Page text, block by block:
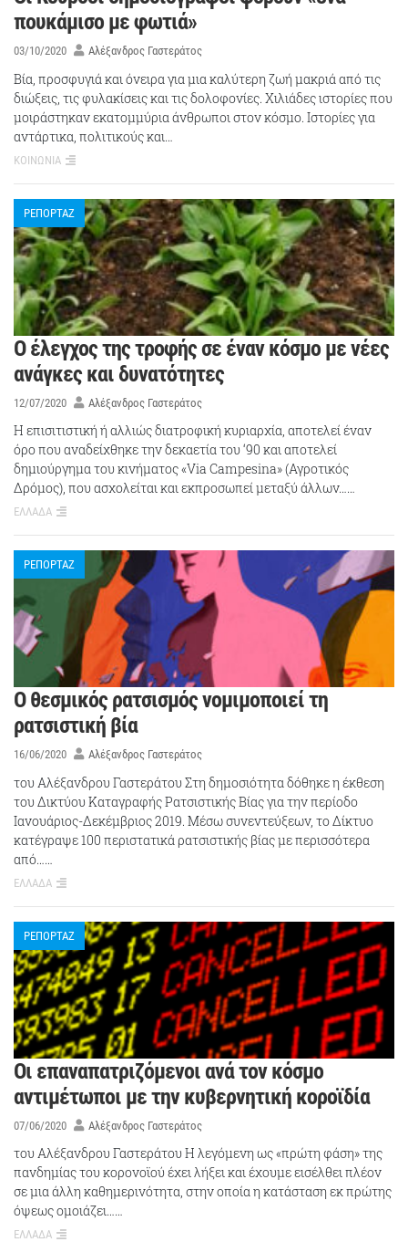
πουκάμισο με φωτιά»
03/10/2020 Αλέξανδρος Γαστεράτος
Βία, προσφυγιά και όνειρα για μια καλύτερη ζωή μακριά από τις
διώξεις, τις φυλακίσεις και τις δολοφονίες. Χιλιάδες ιστορίες που
μοιράστηκαν εκατομμύρια άνθρωποι στον κόσμο. Ιστορίες για
αντάρτικα, πολιτικούς και…
ΚΟΙΝΩΝΙΑ
ΡΕΠΟΡΤΑΖ
Ο έλεγχος της τροφής σε έναν κόσμο με νέες
ανάγκες και δυνατότητες
12/07/2020 Αλέξανδρος Γαστεράτος
Η επισιτιστική ή αλλιώς διατροφική κυριαρχία, αποτελεί έναν
όρο που αναδείχθηκε την δεκαετία του ‘90 και αποτελεί
δημιούργημα του κινήματος «Via Campesina» (Αγροτικός
Δρόμος), που ασχολείται και εκπροσωπεί μεταξύ άλλων……
ΕΛΛΑΔΑ
ΡΕΠΟΡΤΑΖ
Ο θεσμικός ρατσισμός νομιμοποιεί τη
ρατσιστική βία
16/06/2020 Αλέξανδρος Γαστεράτος
του Αλέξανδρου Γαστεράτου Στη δημοσιότητα δόθηκε η έκθεση
του Δικτύου Καταγραφής Ρατσιστικής Βίας για την περίοδο
Ιανουάριος-Δεκέμβριος 2019. Μέσω συνεντεύξεων, το Δίκτυο
κατέγραψε 100 περιστατικά ρατσιστικής βίας με περισσότερα
από……
ΕΛΛΑΔΑ
ΡΕΠΟΡΤΑΖ
Οι επαναπατριζόμενοι ανά τον κόσμο
αντιμέτωποι με την κυβερνητική κοροϊδία
07/06/2020 Αλέξανδρος Γαστεράτος
του Αλέξανδρου Γαστεράτου Η λεγόμενη ως «πρώτη φάση» της
πανδημίας του κορονοϊού έχει λήξει και έχουμε εισέλθει πλέον
σε μια άλλη καθημερινότητα, στην οποία η κατάσταση εκ πρώτης
όψεως ομοιάζει……
ΕΛΛΑΔΑ